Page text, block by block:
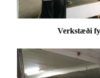
Verkstæði